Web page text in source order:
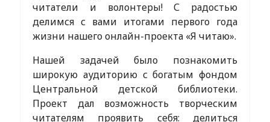
читатели и волонтеры! С радостью
делимся с вами итогами первого года
жизни нашего онлайн-проекта «Я читаю».
Нашей задачей было познакомить
широкую аудиторию с богатым фондом
Центральной детской библиотеки.
Проект дал возможность творческим
читателям проявить себя: делиться